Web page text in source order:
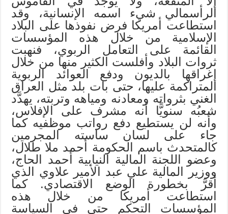
الرأسمالي شيء اسمه الإنسانية، وقد
استطاعت أمريكا فرض نفوذها على البلاد
الإسلامية من خلال هذه المؤسسات
القائمة على التعامل الربوي، فنهبت
ثروات البلاد وأفلست الكثير منها من خلال
إغراقها بالديون ودفع العوائد الربوية
المتراكمة عليها، حتى بات بلد مثل العراق
الغني بثرواته ومعادنه ومياهه وتربته، يهدَّد
شعبُه سنويًّا أنه مشرف على الإفلاس،
وأنه لن يستطيع دفع رواتب موظفيه كما
جاء على لسان ساسته المجرمين
كالمتحدث باسم الحكومة أحمد ملا طلال،
وعضو اللجنة المالية النيابية أحمد الحاج،
ووزير المالية علي عبد الأمير علاوي الذي
أقرَّ بخطورة الوضع الاقتصادي. كما
استطاعت أمريكا من خلال هذه
المؤسسات التحكم حتى في السياسة